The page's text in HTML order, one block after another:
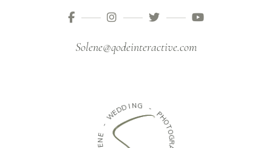
Solene@qodeinteractive.com
-
W
EDDING -
P
H
O
T
O
G
R
E
N
E